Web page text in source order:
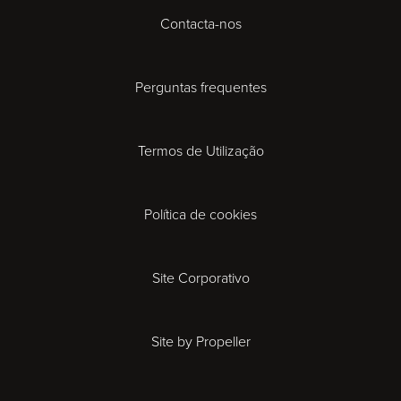
Cardiff
Gloucester
Ipswich
Contacta-nos
Perguntas frequentes
Termos de Utilização
Política de cookies
Site Corporativo
Site by Propeller